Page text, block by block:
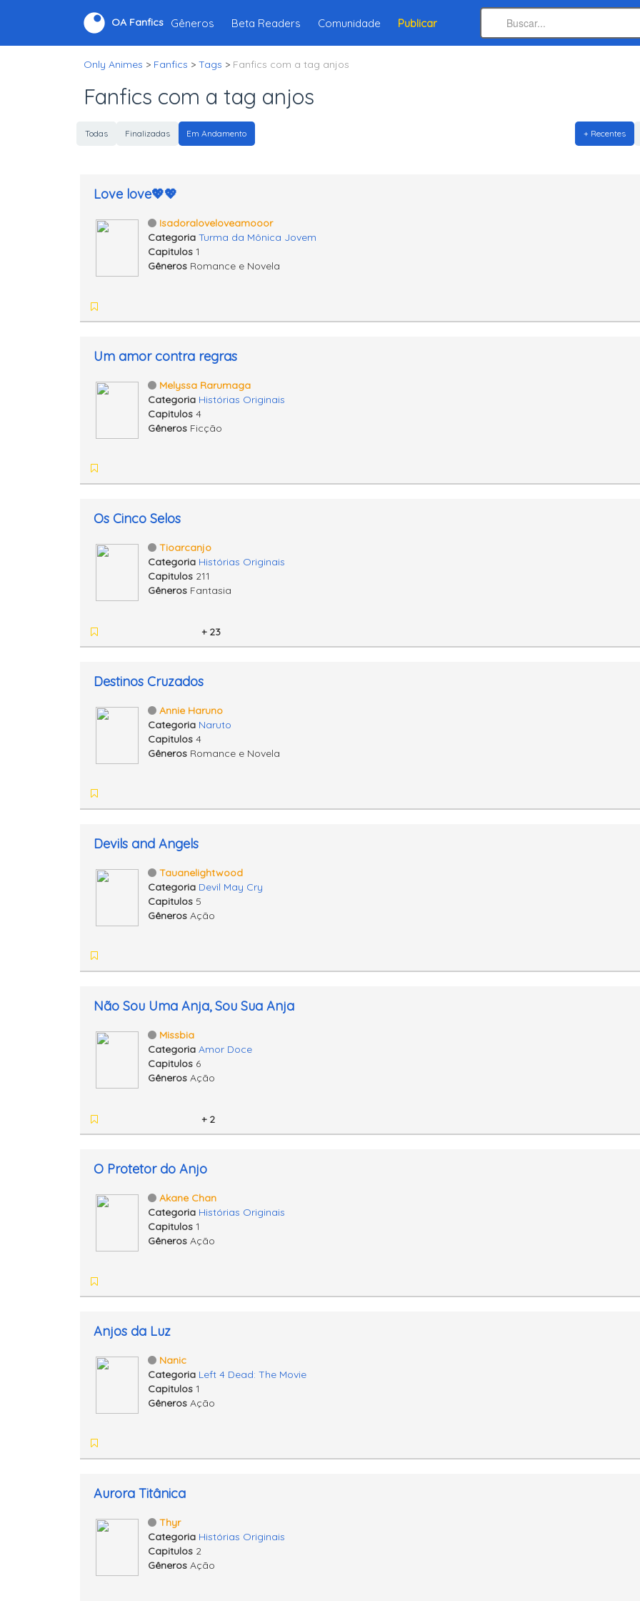
OA Fanfics Gêneros Beta Readers Comunidade Publicar
Only Animes > Fanfics > Tags > Fanfics com a tag anjos
Fanfics com a tag anjos
Todas Finalizadas Em Andamento + Recentes
Love love💖💖
Isadoraloveloveamooor
Categoria Turma da Mônica Jovem
Capitulos 1
Gêneros Romance e Novela
Um amor contra regras
Melyssa Rarumaga
Categoria Histórias Originais
Capitulos 4
Gêneros Ficção
Os Cinco Selos
Tioarcanjo
Categoria Histórias Originais
Capitulos 211
Gêneros Fantasia
+ 23
Destinos Cruzados
Annie Haruno
Categoria Naruto
Capitulos 4
Gêneros Romance e Novela
Devils and Angels
Tauanelightwood
Categoria Devil May Cry
Capitulos 5
Gêneros Ação
Não Sou Uma Anja, Sou Sua Anja
Missbia
Categoria Amor Doce
Capitulos 6
Gêneros Ação
+ 2
O Protetor do Anjo
Akane Chan
Categoria Histórias Originais
Capitulos 1
Gêneros Ação
Anjos da Luz
Nanic
Categoria Left 4 Dead: The Movie
Capitulos 1
Gêneros Ação
Aurora Titânica
Thyr
Categoria Histórias Originais
Capitulos 2
Gêneros Ação